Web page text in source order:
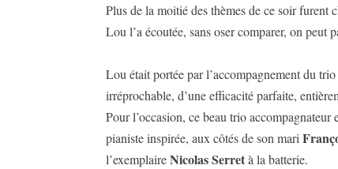
Plus de la moitié des thèmes de ce soir furent
Lou l’a écoutée, sans oser comparer, on peut
Lou était portée par l’accompagnement du
irréprochable, d’une efficacité parfaite,
Pour l’occasion, ce beau trio
pianiste inspirée, aux côtés de son mari
l’exemplaireNicolas Serretà la batterie.